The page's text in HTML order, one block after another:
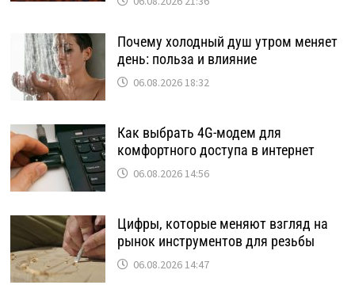
Почему холодный душ утром меняет
день: польза и влияние
06.08.2026 18:32
Как выбрать 4G-модем для
комфортного доступа в интернет
06.08.2026 14:56
Цифры, которые меняют взгляд на
рынок инструментов для резьбы
06.08.2026 14:47